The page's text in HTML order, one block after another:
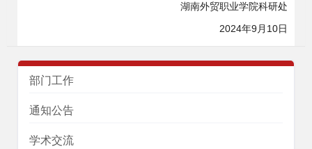
湖南外贸职业学院科研处
2024年9月10日
部门工作
通知公告
学术交流